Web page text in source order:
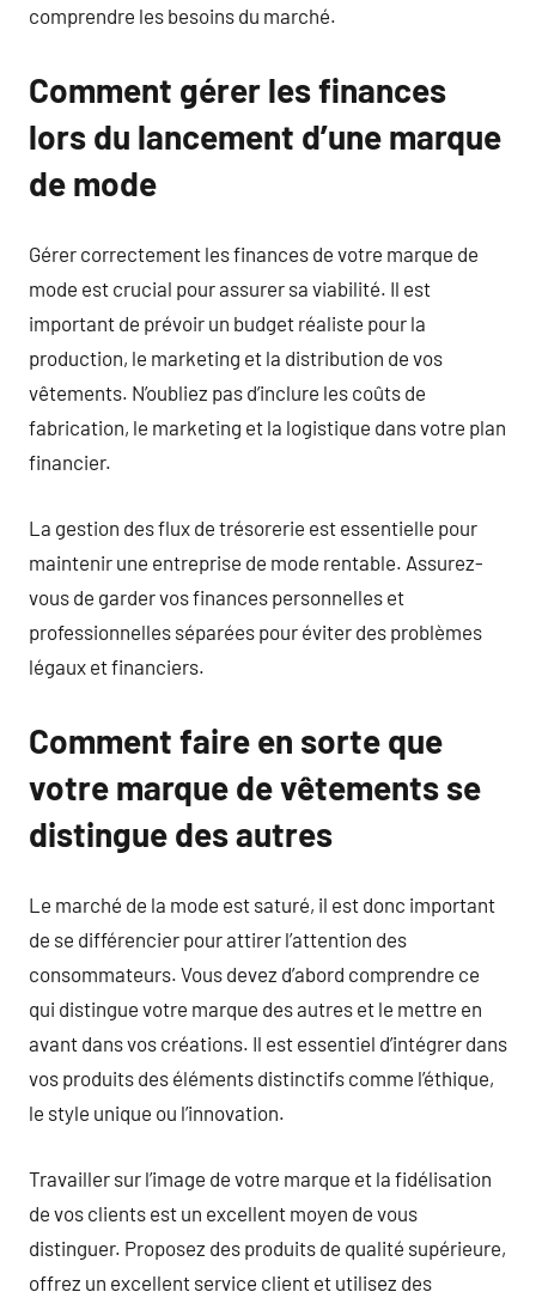
comprendre les besoins du marché.
Comment gérer les finances
lors du lancement d’une marque
de mode
Gérer correctement les finances de votre marque de
mode est crucial pour assurer sa viabilité. Il est
important de prévoir un budget réaliste pour la
production, le marketing et la distribution de vos
vêtements. N’oubliez pas d’inclure les coûts de
fabrication, le marketing et la logistique dans votre plan
financier.
La gestion des flux de trésorerie est essentielle pour
maintenir une entreprise de mode rentable. Assurez-
vous de garder vos finances personnelles et
professionnelles séparées pour éviter des problèmes
légaux et financiers.
Comment faire en sorte que
votre marque de vêtements se
distingue des autres
Le marché de la mode est saturé, il est donc important
de se différencier pour attirer l’attention des
consommateurs. Vous devez d’abord comprendre ce
qui distingue votre marque des autres et le mettre en
avant dans vos créations. Il est essentiel d’intégrer dans
vos produits des éléments distinctifs comme l’éthique,
le style unique ou l’innovation.
Travailler sur l’image de votre marque et la fidélisation
de vos clients est un excellent moyen de vous
distinguer. Proposez des produits de qualité supérieure,
offrez un excellent service client et utilisez des